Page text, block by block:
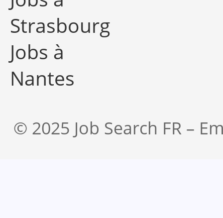
Strasbourg
Jobs à
Nantes
© 2025 Job Search FR –